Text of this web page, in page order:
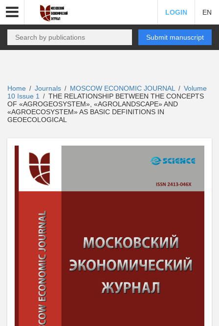
LOGIN EN
Submit manuscript
Home / Journals / MOSCOW ECONOMIC JOURNAL / Volume
10 Issue 1
/ THE RELATIONSHIP BETWEEN THE CONCEPTS
OF «AGROGEOSYSTEM», «AGROLANDSCAPE» AND
«AGROECOSYSTEM» AS BASIC DEFINITIONS IN
GEOECOLOGICAL